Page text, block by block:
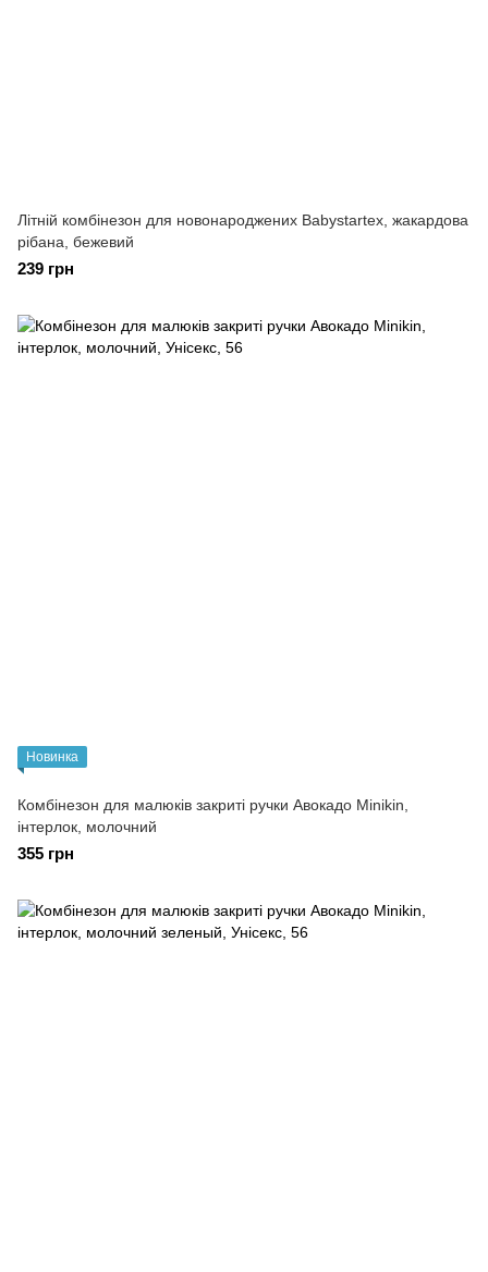
Літній комбінезон для новонароджених Babystartex, жакардова
рібана, бежевий
239 грн
Новинка
Комбінезон для малюків закриті ручки Авокадо Minikin,
інтерлок, молочний
355 грн